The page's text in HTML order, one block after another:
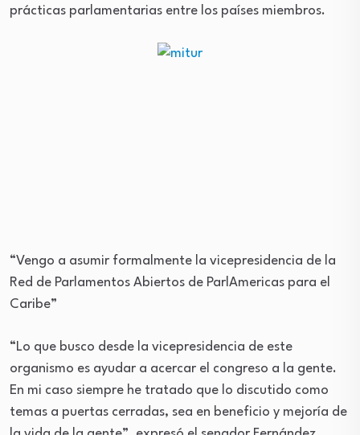
prácticas parlamentarias entre los países miembros.
“Vengo a asumir formalmente la vicepresidencia de la
Red de Parlamentos Abiertos de ParlAmericas para el
Caribe”
“Lo que busco desde la vicepresidencia de este
organismo es ayudar a acercar el congreso a la gente.
En mi caso siempre he tratado que lo discutido como
temas a puertas cerradas, sea en beneficio y mejoría de